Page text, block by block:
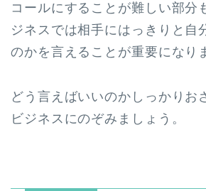
コールにすることが難しい部分
ジネスでは相手にはっきりと自
のかを言えることが重要になり
どう言えばいいのかしっかりお
ビジネスにのぞみましょう。